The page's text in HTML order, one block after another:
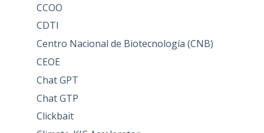
CCOO
CDTI
Centro Nacional de Biotecnología (CNB)
CEOE
Chat GPT
Chat GTP
Clickbait